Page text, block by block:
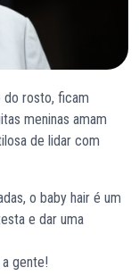
do rosto, ficam
meninas amam
de lidar com
o baby hair é um
e dar uma
gente!